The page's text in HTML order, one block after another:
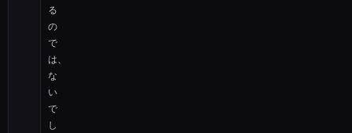
る
の
で
は、
な
い
で
し